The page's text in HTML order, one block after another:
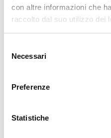
con altre informazioni che
raccolto dal suo utilizzo dei
delNecessari
Preferenze
Statistiche
L’attività risulta così nello
i docenti e le docenti della
l’occasione di fare
sviluppando un processo
continuo, e di tutoraggio
Ai docenti e alle docenti
Possono partecipare alla